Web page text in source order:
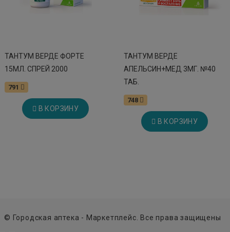
ТАНТУМ ВЕРДЕ ФОРТЕ
15МЛ. СПРЕЙ 2000
791
В КОРЗИНУ
ТАНТУМ ВЕРДЕ
АПЕЛЬСИН+МЕД 3МГ. №40
ТАБ.
748
В КОРЗИНУ
© Городская аптека - Маркетплейс. Все права защищены